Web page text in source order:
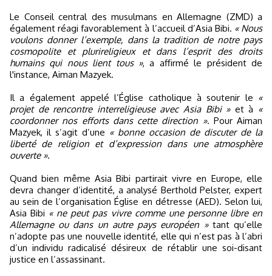
Le Conseil central des musulmans en Allemagne (ZMD) a
également réagi favorablement à l’accueil d’Asia Bibi. « Nous
voulons donner l’exemple, dans la tradition de notre pays
cosmopolite et plurireligieux et dans l’esprit des droits
humains qui nous lient tous », a affirmé le président de
l'instance, Aiman Mazyek.
Il a également appelé l’Église catholique à soutenir le «
projet de rencontre interreligieuse avec Asia Bibi »et à «
coordonner nos efforts dans cette direction ». Pour Aiman
Mazyek, il s’agit d’une « bonne occasion de discuter de la
liberté de religion et d’expression dans une atmosphère
ouverte ».
Quand bien même Asia Bibi partirait vivre en Europe, elle
devra changer d’identité, a analysé Berthold Pelster, expert
au sein de l’organisation Église en détresse (AED). Selon lui,
Asia Bibi « ne peut pas vivre comme une personne libre en
Allemagne ou dans un autre pays européen »tant qu’elle
n’adopte pas une nouvelle identité, elle qui n’est pas à l’abri
d’un individu radicalisé désireux de rétablir une soi-disant
justice en l’assassinant.